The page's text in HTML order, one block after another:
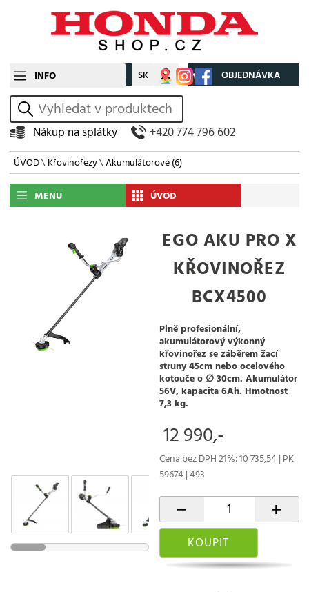
INFO CZ SK Můj účet OBJEDNÁVKA
vyhledat
Nákup na splátky +420 774 796 602
ÚVOD\Křovinořezy\Akumulátorové(6)
MENU ÚVOD
EGO AKU PRO X
KŘOVINOŘEZ
BCX4500
Plně profesionální,
akumulátorový výkonný
křovinořez se záběrem žací
struny 45cm nebo ocelového
kotouče o ∅ 30cm. Akumulátor
56V, kapacita 6Ah. Hmotnost
7,3 kg.
12 990,-
Cena bez DPH 21%: 10 735,54 | PK
59674 | 493
- +
KOUPIT